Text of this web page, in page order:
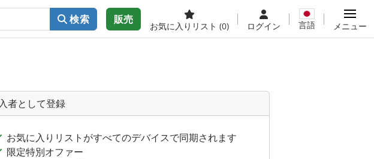
検索 販売
お気に入りリスト (0) ログイン 言語 メニュー
者として登録
お気に入りリストがすべてのデバイスで同期されます
限定特別オファー